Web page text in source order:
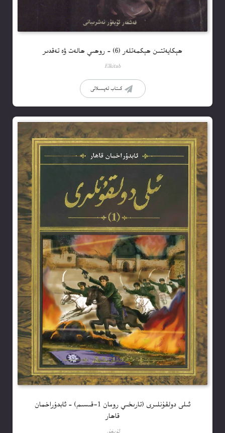
ھېكايەتتىن ھېكمەتلەر (6) – روھىي ھالەت ۋە تەقدىر
Elkitab
كىتاب تەپسىلاتى
ئىلى دولقۇنلىرى (تارىخىي رومان 1-قىسىم) – ئابدۇراخمان
قاھار